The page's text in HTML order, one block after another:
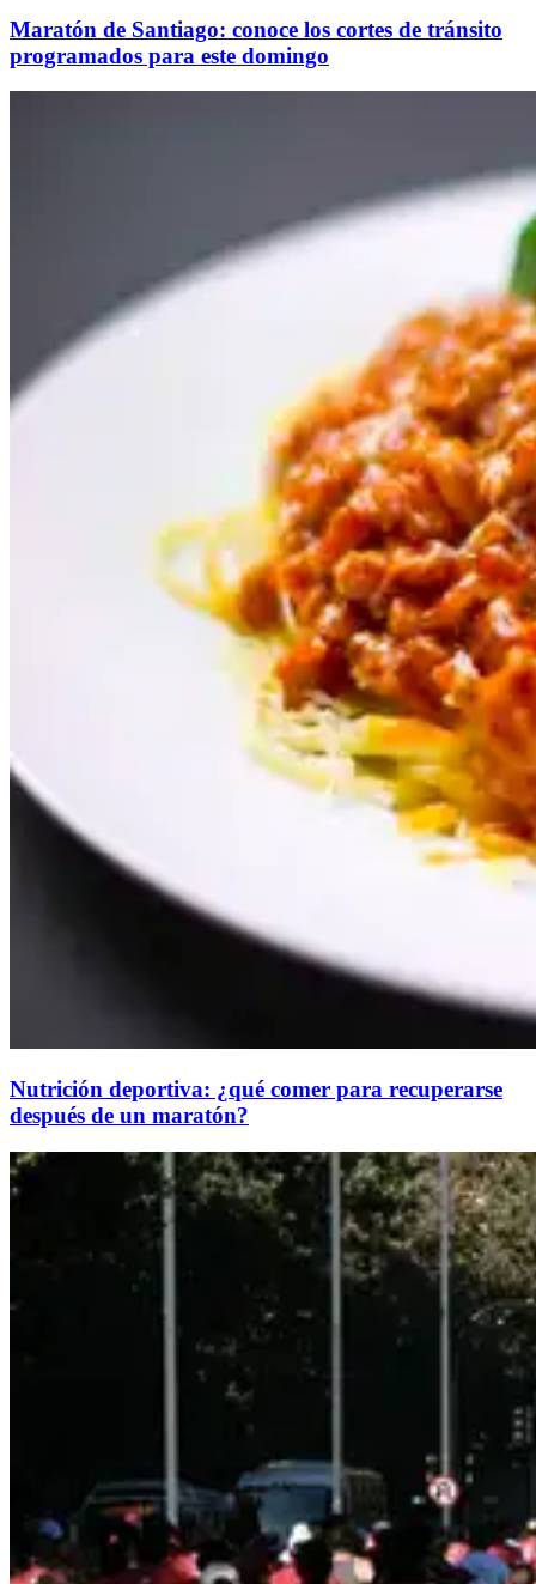
Maratón de Santiago: conoce los cortes de tránsito
programados para este domingo
Nutrición deportiva: ¿qué comer para recuperarse
después de un maratón?